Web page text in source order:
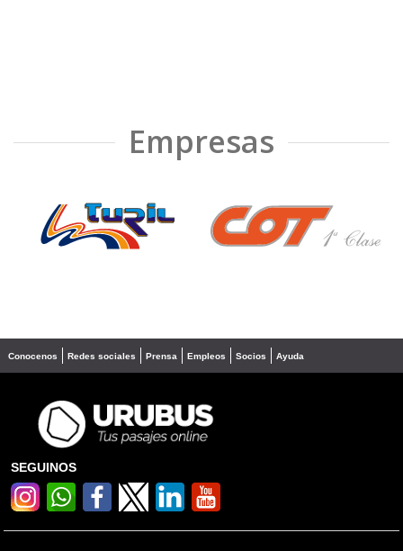
Empresas
❮ ❯
Conocenos Redes sociales Prensa Empleos Socios Ayuda
SEGUINOS